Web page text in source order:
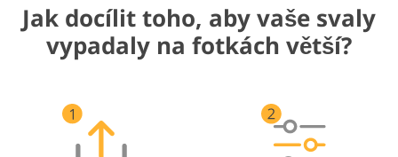
Jak docílit toho, aby vaše svaly
vypadaly na fotkách větší?